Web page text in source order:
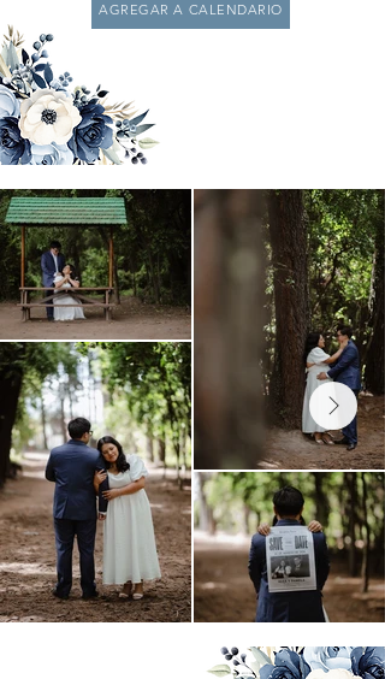
AGREGAR A CALENDARIO